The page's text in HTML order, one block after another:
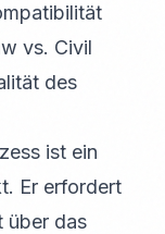
vs. Civil
des
ist ein
Er erfordert
über das